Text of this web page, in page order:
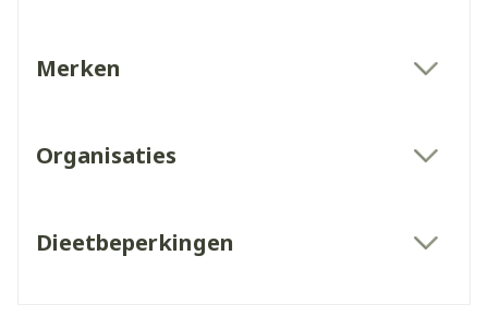
Merken
Organisaties
Dieetbeperkingen